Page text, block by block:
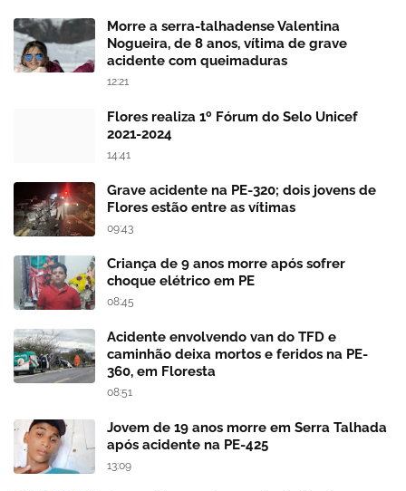
Morre a serra-talhadense Valentina
Nogueira, de 8 anos, vítima de grave
acidente com queimaduras
12:21
Flores realiza 1º Fórum do Selo Unicef
2021-2024
14:41
Grave acidente na PE-320; dois jovens de
Flores estão entre as vítimas
09:43
Criança de 9 anos morre após sofrer
choque elétrico em PE
08:45
Acidente envolvendo van do TFD e
caminhão deixa mortos e feridos na PE-
360, em Floresta
08:51
Jovem de 19 anos morre em Serra Talhada
após acidente na PE-425
13:09